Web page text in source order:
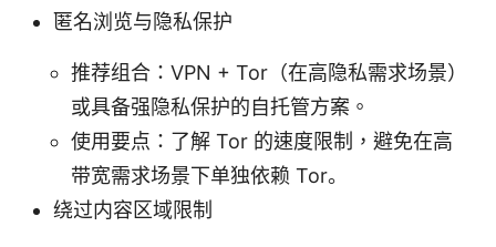
匿名浏览与隐私保护
推荐组合：VPN + Tor（在高隐私需求场景）
或具备强隐私保护的自托管方案。
使用要点：了解 Tor 的速度限制，避免在高
带宽需求场景下单独依赖 Tor。
绕过内容区域限制